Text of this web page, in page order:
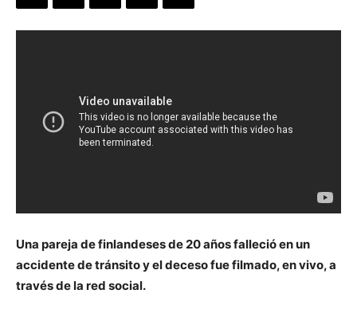
Una pareja de finlandeses de 20 años falleció en un
accidente de tránsito y el deceso fue filmado, en vivo, a
través de la red social.